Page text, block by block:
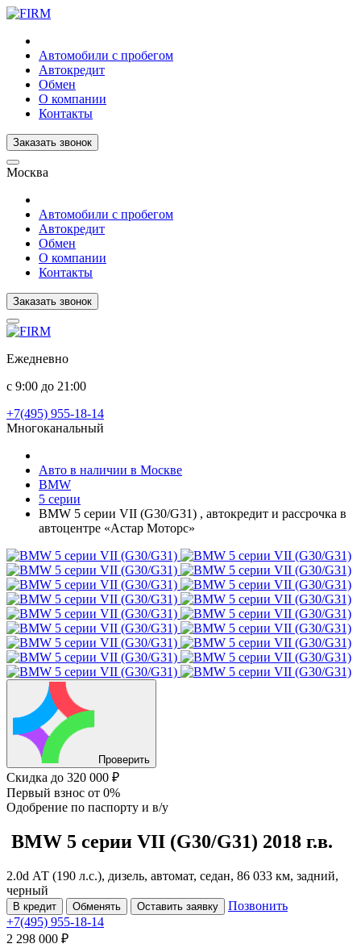
Автомобили с пробегом
Автокредит
Обмен
О компании
Контакты
Заказать звонок
Москва
Автомобили с пробегом
Автокредит
Обмен
О компании
Контакты
Заказать звонок
Ежедневно
с 9:00 до 21:00
+7(495) 955-18-14
Многоканальный
Авто в наличии в Москве
BMW
5 серии
BMW 5 серии VII (G30/G31) , автокредит и рассрочка в
автоцентре «Астар Моторс»
Проверить
Скидка до 320 000 ₽
Первый взнос от 0%
Одобрение по паспорту и в/у
BMW 5 серии VII (G30/G31) 2018 г.в.
2.0d АТ (190 л.с.), дизель, автомат, седан, 86 033 км, задний,
черный
В кредит Обменять Оставить заявку
Позвонить
+7(495) 955-18-14
2 298 000 ₽